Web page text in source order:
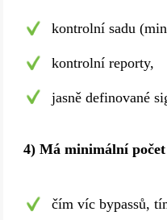
kontrolní sadu
kontrolní reporty,
jasně definované
4) Má minimální
čím víc bypassů,